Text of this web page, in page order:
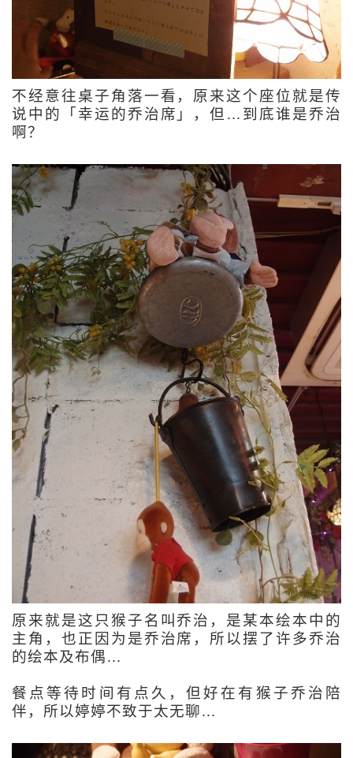
不经意往桌子角落一看，原来这个座位就是传
说中的「幸运的乔治席」，但…到底谁是乔治
啊？
原来就是这只猴子名叫乔治，是某本绘本中的
主角，也正因为是乔治席，所以摆了许多乔治
的绘本及布偶…
餐点等待时间有点久，但好在有猴子乔治陪
伴，所以婷婷不致于太无聊…